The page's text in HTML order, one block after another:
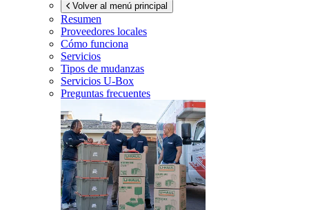
Volver al menú principal
Resumen
Proveedores locales
Cómo funciona
Servicios
Tipos de mudanzas
Servicios U-Box
Preguntas frecuentes